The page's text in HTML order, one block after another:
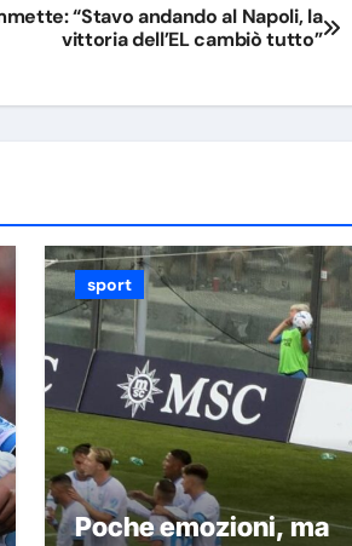
“Stavo andando al Napoli, la
vittoria dell’EL cambiò tutto”
sport
Poche emozioni, ma